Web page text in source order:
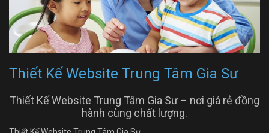
Thiết Kế Website Trung Tâm Gia Sư
Thiết Kế Website Trung Tâm Gia Sư – nơi giá rẻ đồng
hành cùng chất lượng.